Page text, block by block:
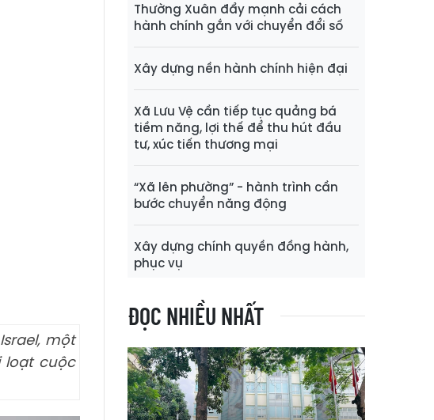
một
loạt cuộc
Thường Xuân đẩy mạnh cải cách
hành chính gắn với chuyển đổi số
Xây dựng nền hành chính hiện đại
Xã Lưu Vệ cần tiếp tục quảng bá
tiềm năng, lợi thế để thu hút đầu
tư, xúc tiến thương mại
“Xã lên phường” - hành trình cần
bước chuyển năng động
Xây dựng chính quyền đồng hành,
phục vụ
ĐỌC NHIỀU NHẤT